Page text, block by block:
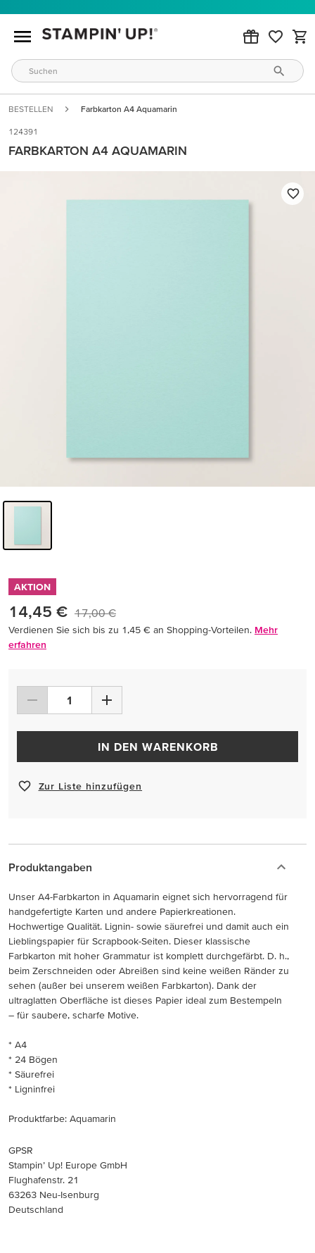
BESTELLEN Farbkarton A4 Aquamarin
124391
FARBKARTON A4 AQUAMARIN
AKTION
14,45 € 17,00 €
Verdienen Sie sich bis zu 1,45 € an Shopping-Vorteilen. Mehr
erfahren
IN DEN WARENKORB
Zur Liste hinzufügen
Produktangaben
Unser A4-Farbkarton in Aquamarin eignet sich hervorragend für
handgefertigte Karten und andere Papierkreationen.
Hochwertige Qualität. Lignin- sowie säurefrei und damit auch ein
Lieblingspapier für Scrapbook-Seiten. Dieser klassische
Farbkarton mit hoher Grammatur ist komplett durchgefärbt. D. h.,
beim Zerschneiden oder Abreißen sind keine weißen Ränder zu
sehen (außer bei unserem weißen Farbkarton). Dank der
ultraglatten Oberfläche ist dieses Papier ideal zum Bestempeln
– für saubere, scharfe Motive.
* A4
* 24 Bögen
* Säurefrei
* Ligninfrei
Produktfarbe: Aquamarin
GPSR
Stampin’ Up! Europe GmbH
Flughafenstr. 21
63263 Neu-Isenburg
Deutschland